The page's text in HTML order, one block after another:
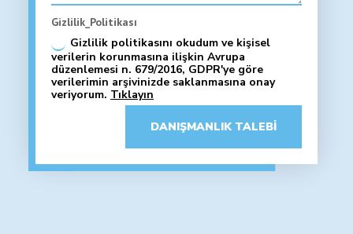
Gizlilik_Politikası
Gizlilik politikasını okudum ve kişisel
verilerin korunmasına ilişkin Avrupa
düzenlemesi n. 679/2016, GDPR'ye göre
verilerimin arşivinizde saklanmasına onay
veriyorum. Tıklayın
DANIŞMANLIK TALEBI